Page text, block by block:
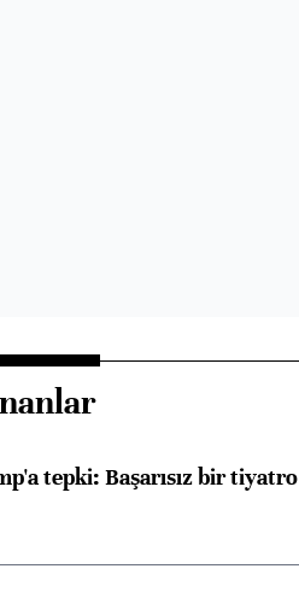
tepki: Başarısız bir tiyatro